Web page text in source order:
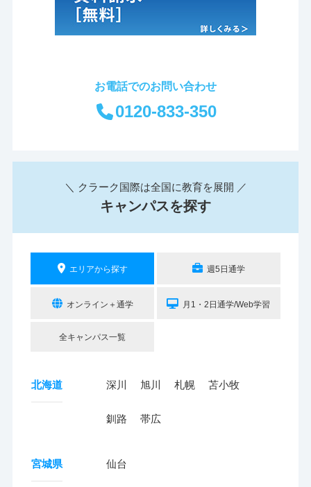
お電話でのお問い合わせ
0120-833-350
＼ クラーク国際は全国に教育を展開 ／
キャンパスを探す
エリアから探す 週5日通学
オンライン＋通学 月1・2日通学/Web学習
全キャンパス一覧
北海道 深川 旭川 札幌 苫小牧
釧路 帯広
宮城県 仙台